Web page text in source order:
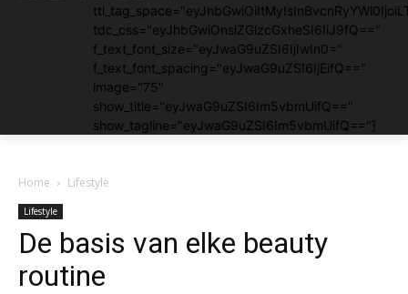
tdc_css="eyJhbGwiOnsiZGlzcGxheSI6IiJ9fQ=="
f_text_font_size="eyJwaG9uZSI6IjIwIn0="
f_text_font_spacing="eyJwaG9uZSI6IjEifQ=="
image="75"
show_title="eyJwaG9uZSI6Im5vbmUifQ=="
show_tagline="eyJwaG9uZSI6Im5vbmUifQ=="]
Home Lifestyle
Lifestyle
De basis van elke beauty
routine